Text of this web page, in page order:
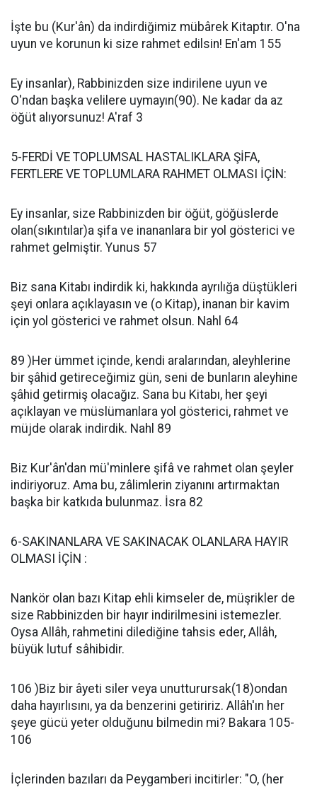
İşte bu (Kur'ân) da indirdiğimiz mübârek Kitaptır. O'na
uyun ve korunun ki size rahmet edilsin! En'am 155
Ey insanlar), Rabbinizden size indirilene uyun ve
O'ndan başka velilere uymayın(90). Ne kadar da az
öğüt alıyorsunuz! A'raf 3
5-FERDİ VE TOPLUMSAL HASTALIKLARA ŞİFA,
FERTLERE VE TOPLUMLARA RAHMET OLMASI İÇİN:
Ey insanlar, size Rabbinizden bir öğüt, göğüslerde
olan(sıkıntılar)a şifa ve inananlara bir yol gösterici ve
rahmet gelmiştir. Yunus 57
Biz sana Kitabı indirdik ki, hakkında ayrılığa düştükleri
şeyi onlara açıklayasın ve (o Kitap), inanan bir kavim
için yol gösterici ve rahmet olsun. Nahl 64
89 )Her ümmet içinde, kendi aralarından, aleyhlerine
bir şâhid getireceğimiz gün, seni de bunların aleyhine
şâhid getirmiş olacağız. Sana bu Kitabı, her şeyi
açıklayan ve müslümanlara yol gösterici, rahmet ve
müjde olarak indirdik. Nahl 89
Biz Kur'ân'dan mü'minlere şifâ ve rahmet olan şeyler
indiriyoruz. Ama bu, zâlimlerin ziyanını artırmaktan
başka bir katkıda bulunmaz. İsra 82
6-SAKINANLARA VE SAKINACAK OLANLARA HAYIR
OLMASI İÇİN :
Nankör olan bazı Kitap ehli kimseler de, müşrikler de
size Rabbinizden bir hayır indirilmesini istemezler.
Oysa Allâh, rahmetini dilediğine tahsis eder, Allâh,
büyük lutuf sâhibidir.
106 )Biz bir âyeti siler veya unutturursak(18)ondan
daha hayırlısını, ya da benzerini getiririz. Allâh'ın her
şeye gücü yeter olduğunu bilmedin mi? Bakara 105-
106
İçlerinden bazıları da Peygamberi incitirler: "O, (her